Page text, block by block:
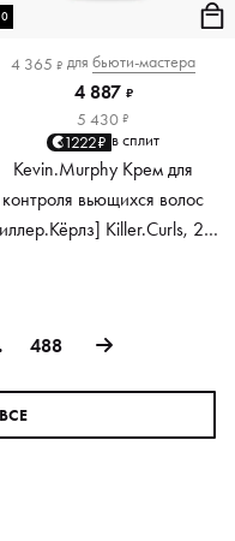
4 365 ₽ для бьюти-мастера
4 887 ₽
5 430 ₽
1222₽ в сплит
Kevin.Murphy Крем для
контроля вьющихся волос
Killer.Curls, 200
488